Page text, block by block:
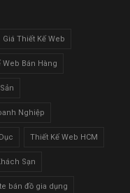
Giá Thiết Kế Web
Web Bán Hàng
Nghiệp
Thiết Kế Web HCM
Sạn
bán đồ gia dụng